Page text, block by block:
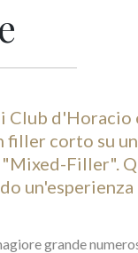
Club
filler corto su
Filler".
grande